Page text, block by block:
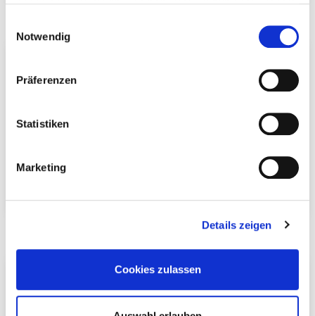
Notwendig
Präferenzen
Statistiken
Marketing
Details zeigen
Cookies zulassen